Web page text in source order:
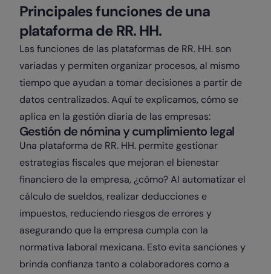
Principales funciones de una
plataforma de RR. HH.
Las funciones de las plataformas de RR. HH. son
variadas y permiten organizar procesos, al mismo
tiempo que ayudan a tomar decisiones a partir de
datos centralizados. Aquí te explicamos, cómo se
aplica en la gestión diaria de las empresas:
Gestión de nómina y cumplimiento legal
Una plataforma de RR. HH. permite gestionar
estrategias fiscales que mejoran el bienestar
financiero de la empresa, ¿cómo? Al automatizar el
cálculo de sueldos, realizar deducciones e
impuestos, reduciendo riesgos de errores y
asegurando que la empresa cumpla con la
normativa laboral mexicana. Esto evita sanciones y
brinda confianza tanto a colaboradores como a